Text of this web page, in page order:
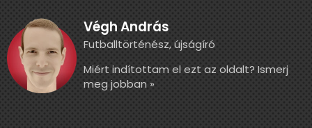
Végh András
Futballtörténész, újságíró
Miért indítottam el ezt az oldalt? Ismerj
meg jobban »